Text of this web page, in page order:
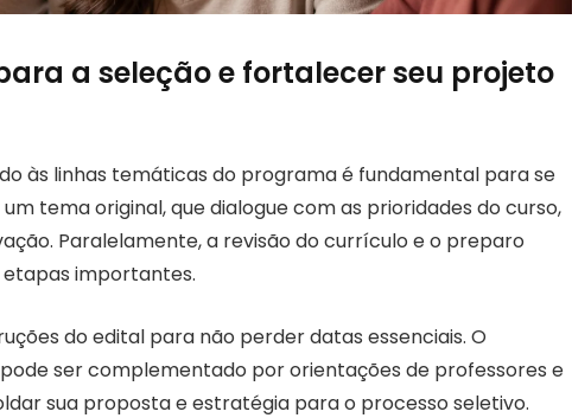
a seleção e fortalecer seu projeto
às linhas temáticas do programa é fundamental para se
tema original, que dialogue com as prioridades do curso,
Paralelamente, a revisão do currículo e o preparo
importantes.
do edital para não perder datas essenciais. O
ser complementado por orientações de professores e
sua proposta e estratégia para o processo seletivo.